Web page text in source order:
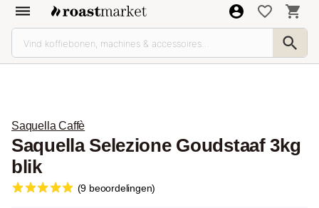
Saquella Caffè
Saquella Selezione Goudstaaf 3kg
blik
(9 beoordelingen)